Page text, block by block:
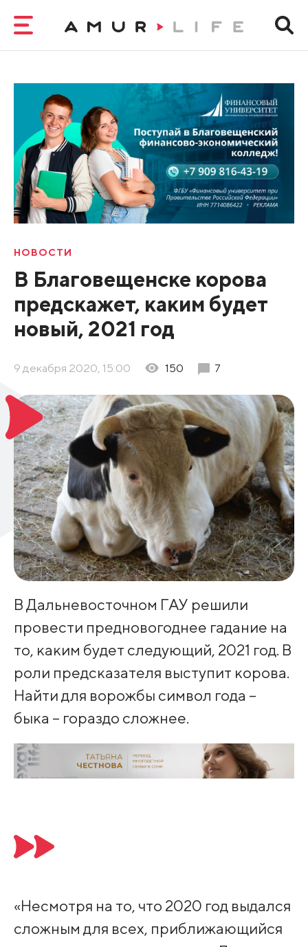
НОВОСТИ
В Благовещенске корова
предскажет, каким будет
новый, 2021 год
9 декабря 2020, 15:00 150 7
В Дальневосточном ГАУ решили
провести предновогоднее гадание на
то, каким будет следующий, 2021 год. В
роли предсказателя выступит корова.
Найти для ворожбы символ года –
быка – гораздо сложнее.
«Несмотря на то, что 2020 год выдался
сложным для всех, приближающийся